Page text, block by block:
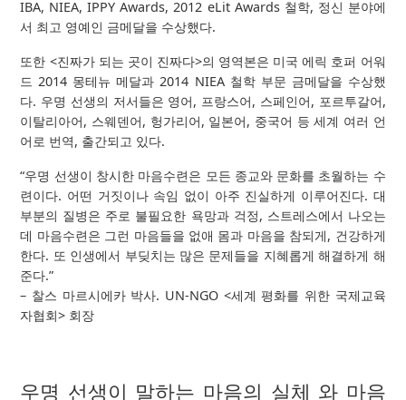
IBA, NIEA, IPPY Awards, 2012 eLit Awards 철학, 정신 분야에
서 최고 영예인 금메달을 수상했다.
또한 <진짜가 되는 곳이 진짜다>의 영역본은 미국 에릭 호퍼 어워
드 2014 몽테뉴 메달과 2014 NIEA 철학 부문 금메달을 수상했
다. 우명 선생의 저서들은 영어, 프랑스어, 스페인어, 포르투갈어,
이탈리아어, 스웨덴어, 헝가리어, 일본어, 중국어 등 세계 여러 언
어로 번역, 출간되고 있다.
“우명 선생이 창시한 마음수련은 모든 종교와 문화를 초월하는 수
련이다. 어떤 거짓이나 속임 없이 아주 진실하게 이루어진다. 대
부분의 질병은 주로 불필요한 욕망과 걱정, 스트레스에서 나오는
데 마음수련은 그런 마음들을 없애 몸과 마음을 참되게, 건강하게
한다. 또 인생에서 부딪치는 많은 문제들을 지혜롭게 해결하게 해
준다.”
– 찰스 마르시에카 박사. UN-NGO <세계 평화를 위한 국제교육
자협회> 회장
우명 선생이 말하는 마음의 실체 와 마음